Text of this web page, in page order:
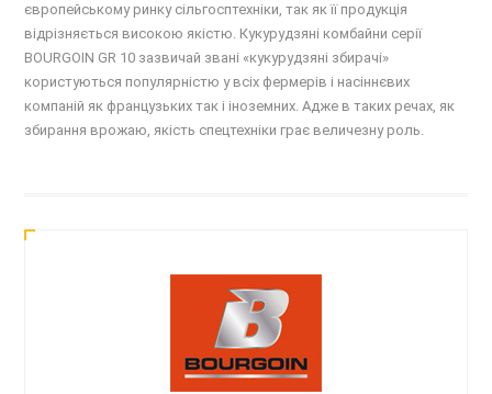
європейському ринку сільгосптехніки, так як її продукція
відрізняється високою якістю. Кукурудзяні комбайни серії
BOURGOIN GR 10 зазвичай звані «кукурудзяні збирачі»
користуються популярністю у всіх фермерів і насіннєвих
компаній як французьких так і іноземних. Адже в таких речах, як
збирання врожаю, якість спецтехніки грає величезну роль.